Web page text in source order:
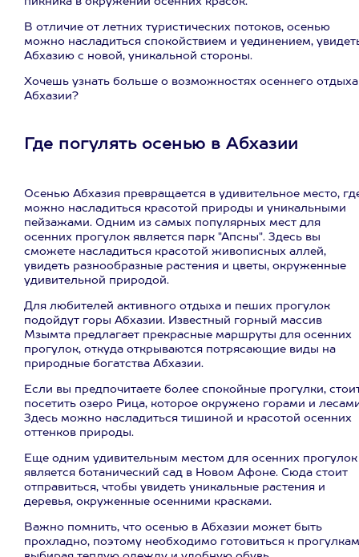
В отличие от летних туристических потоков, осенью
можно насладиться спокойствием и уединением,
Абхазию с новой, уникальной стороны.
Хочешь узнать больше о возможностях осеннего
Абхазии?
Где погулять осенью в Абхазии
Осенью Абхазия превращается в удивительное место,
можно насладиться красотой природы и уникальными
пейзажами. Одним из самых популярных мест для
осенних прогулок является парк "Апсны". Здесь вы
сможете насладиться красотой живописных аллей,
увидеть разнообразные растения и цветы, окруженные
удивительной природой.
Для любителей активного отдыха и пеших прогулок
подойдут горы Абхазии. Известный горный массив
Мзымта предлагает прекрасные маршруты для осенних
прогулок, откуда открываются потрясающие виды на
природные богатства Абхазии.
Если вы предпочитаете более спокойные прогулки,
посетить озеро Рица, которое окружено горами и
Здесь можно насладиться тишиной и красотой осенних
оттенков природы.
Еще одним удивительным местом для осенних прогулок
является ботанический сад в Новом Афоне. Сюда стоит
отправиться, чтобы увидеть уникальные растения и
деревья, окруженные осенними красками.
Важно помнить, что осенью в Абхазии может быть
прохладно, поэтому необходимо готовиться к